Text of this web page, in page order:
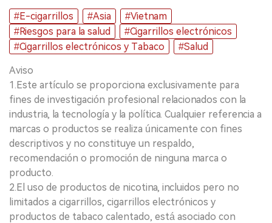
#E-cigarrillos
#Asia
#Vietnam
#Riesgos para la salud
#Cigarrillos electrónicos
#Cigarrillos electrónicos y Tabaco
#Salud
Aviso
1.Este artículo se proporciona exclusivamente para
fines de investigación profesional relacionados con la
industria, la tecnología y la política. Cualquier referencia a
marcas o productos se realiza únicamente con fines
descriptivos y no constituye un respaldo,
recomendación o promoción de ninguna marca o
producto.
2.El uso de productos de nicotina, incluidos pero no
limitados a cigarrillos, cigarrillos electrónicos y
productos de tabaco calentado, está asociado con